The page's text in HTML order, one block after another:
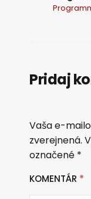
Pridaj
Vaša e-
zverejnená.
označené *
KOMENTÁR *